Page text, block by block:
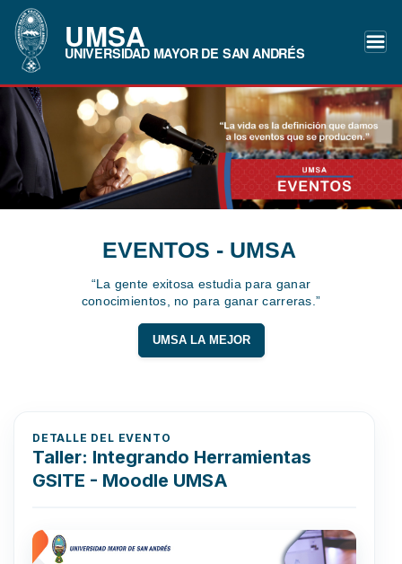
UMSA
UNIVERSIDAD MAYOR DE SAN ANDRÉS
EVENTOS - UMSA
“La gente exitosa estudia para ganar
conocimientos, no para ganar carreras.”
UMSA LA MEJOR
DETALLE DEL EVENTO
Taller: Integrando Herramientas
GSITE - Moodle UMSA